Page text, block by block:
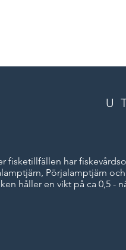
fisketillfällen har
Pörjalamptjärn
håller en vikt på ca 0,5 -